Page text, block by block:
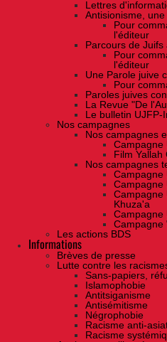
Lettres
Antisionisme,
Pour
l'éditeur
Parcours de
Pour
l'éditeur
Une Parole juive
Pour
Paroles juives
La Revue "De
Le bulletin UJFP-
Nos campagnes
Nos campagnes
Campagne
Film Yallah
Nos campagnes
Campagne
Campagne
Campagne
Khuza'a
Campagne
Campagne
Les actions BDS
Informations
Brèves de presse
Lutte contre les
Sans-papiers,
Islamophobie
Antitsiganisme
Antisémitisme
Négrophobie
Racisme anti-
Racisme